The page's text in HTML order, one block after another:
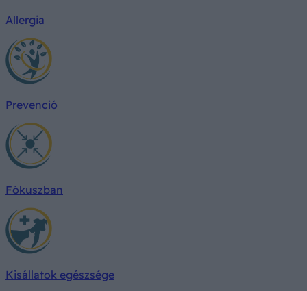
Allergia
Prevenció
Fókuszban
Kisállatok egészsége